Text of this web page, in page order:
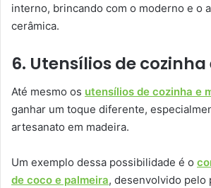
interno, brincando com o moderno e o
cerâmica.
6. Utensílios de cozinha
Até mesmo os utensílios de cozinha e
ganhar um toque diferente,
artesanato em madeira.
Um exemplo dessa possibilidade é o
de coco e palmeira, desenvolvido pelo